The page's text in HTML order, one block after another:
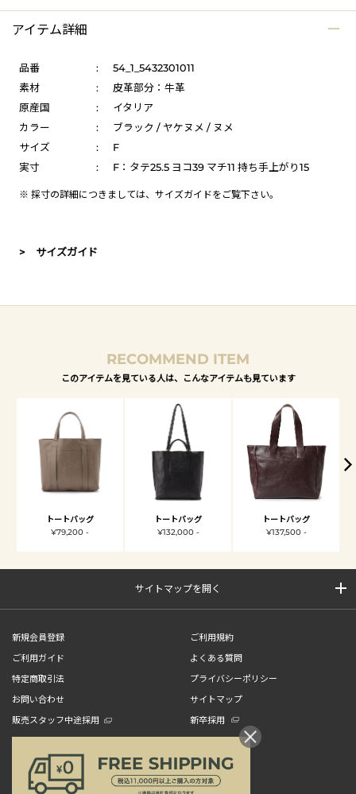
アイテム詳細
品番 :
54_1_5432301011
素材
:
皮革部分：牛革
原産国
:
イタリア
カラー
:
ブラック / ヤケヌメ / ヌメ
サイズ
:
F
実寸
: F：タテ25.5 ヨコ39 マチ11 持ち手上がり15
※ 採寸の詳細につきましては、 サイズガイドをご覧下さい。
> サイズガイド
RECOMMEND ITEM
このアイテムを見ている人は、こんなアイテムも見ています
トートバッグ
¥79,200 -
トートバッグ
¥132,000 -
トートバッグ
¥137,500 -
サイトマップを開く
新規会員登録
ご利用規約
ご利用ガイド
よくある質問
特定商取引法
プライバシーポリシー
お問い合わせ
サイトマップ
販売スタッフ中途採用
新卒採用